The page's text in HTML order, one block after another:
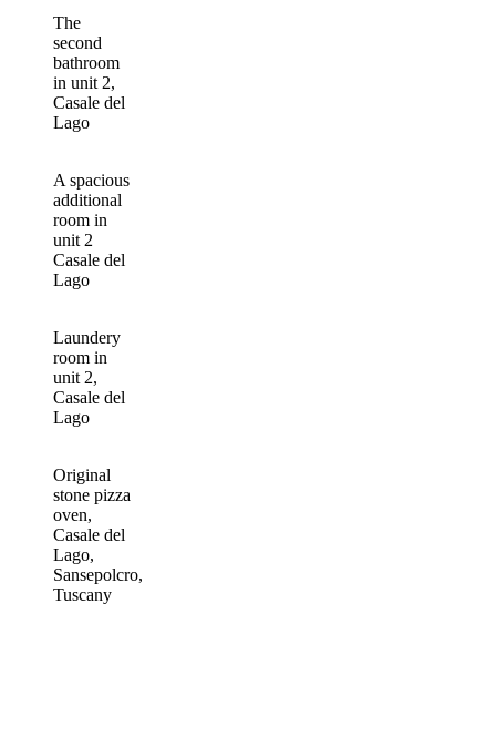
The
second
bathroom
in unit 2,
Casale del
Lago
A spacious
additional
room in
unit 2
Casale del
Lago
Laundery
room in
unit 2,
Casale del
Lago
Original
stone pizza
oven,
Casale del
Lago,
Sansepolcro,
Tuscany